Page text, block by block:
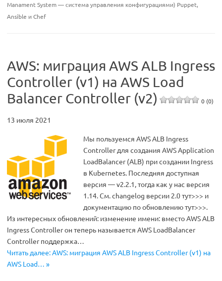
Manament System — система управления конфигурациями) Puppet,
Ansible и Chef
AWS: миграция AWS ALB Ingress
Controller (v1) на AWS Load
Balancer Controller (v2)
0 (0)
13 июля 2021
Мы пользуемся AWS ALB Ingress
Controller для создания AWS Application
LoadBalancer (ALB) при создании Ingress
в Kubernetes. Последняя доступная
версия — v2.2.1, тогда как у нас версия
1.14. См. changelog версии 2.0 тут>>> и
документацию по обновлению тут>>>.
Из интересных обновлений: изменение имени: вместо AWS ALB
Ingress Controller он теперь называется AWS LoadBalancer
Controller поддержка…
Читать далее: AWS: миграция AWS ALB Ingress Controller (v1) на
AWS Load… »